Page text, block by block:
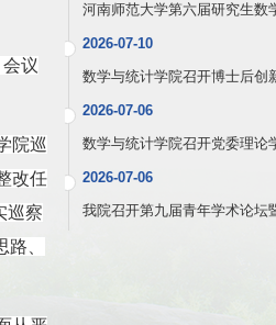
会议
院巡
改任
巡察
、
河南师范大学第六届研究生数
2026-07-10
数学与统计学院召开博士后创
2026-07-06
数学与统计学院召开党委理论
2026-07-06
我院召开第九届青年学术论坛